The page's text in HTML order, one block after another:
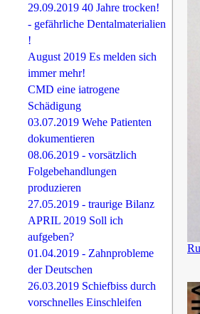
29.09.2019 40 Jahre trocken!
- gefährliche Dentalmaterialien
!
August 2019 Es melden sich
immer mehr!
CMD eine iatrogene
Schädigung
03.07.2019 Wehe Patienten
dokumentieren
08.06.2019 - vorsätzlich
Folgebehandlungen
produzieren
27.05.2019 - traurige Bilanz
APRIL 2019 Soll ich
aufgeben?
01.04.2019 - Zahnprobleme
der Deutschen
26.03.2019 Schiefbiss durch
vorschnelles Einschleifen